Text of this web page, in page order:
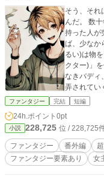
そう、それ
んだ。 数
持った人が
ば、少なからず
るい)は物
クター)」
なきバデ
弄されてい
ファンタジー 完結 短編
24h.ポイント 0pt
小説 228,725 位 / 228,725
ファンタジー 番外編
ファンタジー要素あり
女